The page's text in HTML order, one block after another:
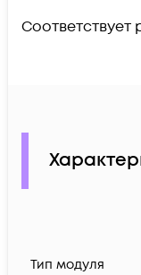
Соответствует
Тип модуля